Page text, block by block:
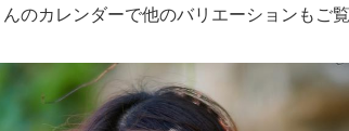
のカレンダーで他のバリエーションもご覧